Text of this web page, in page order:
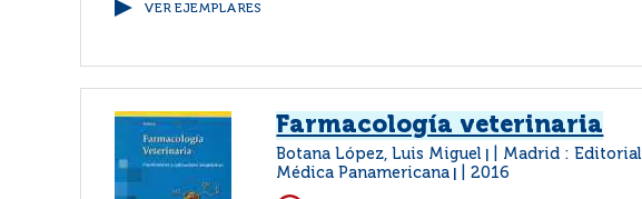
VER EJEMPLARES
Farmacología veterinaria
Botana López, Luis Miguel
Madrid : Editorial
Médica Panamericana
2016